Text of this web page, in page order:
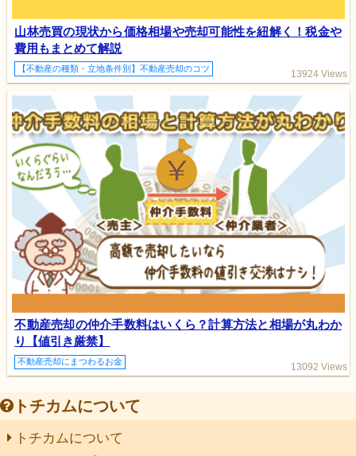
山林売買の現状から価格相場や売却可能性を紐解く！税金や
費用もまとめて解説
【不動産の種類・立地条件別】不動産売却のコツ 13924 Views
不動産売却の仲介手数料はいくら？計算方法と相場が丸わか
り【値引き厳禁】
不動産売却にまつわるお金 13092 Views
トチカムについて
トチカムについて